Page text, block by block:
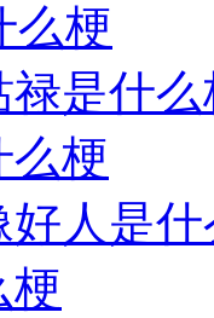
么梗
禄是什么
么梗
好人是
梗